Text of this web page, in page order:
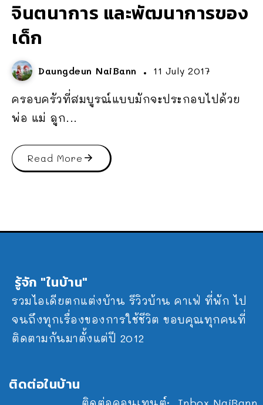
จินตนาการ และพัฒนาการของ
เด็ก
Daungdeun NaiBann 11 July 2017
ครอบครัวที่สมบูรณ์แบบมักจะประกอบไปด้วย
พ่อ แม่ ลูก...
Read More
รู้จัก "ในบ้าน"
รวมไอเดียตกแต่งบ้าน รีวิวบ้าน คาเฟ่ ที่พัก ไป
จนถึงทุกเรื่องของการใช้ชีวิต ขอบคุณทุกคนที่
ติดตามกันมาตั้งแต่ปี 2012
ติดต่อในบ้าน